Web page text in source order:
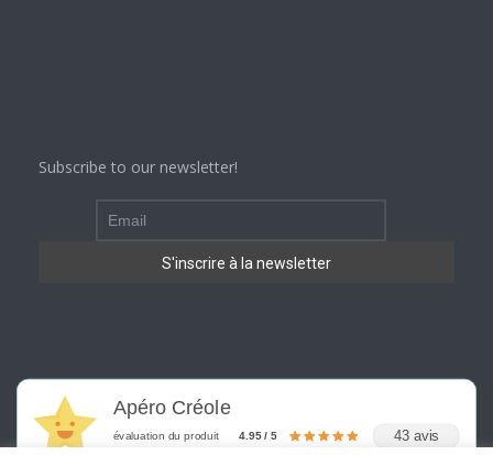
Subscribe to our newsletter!
Apéro Créole
évaluation du produit 4.95 / 5 43 avis